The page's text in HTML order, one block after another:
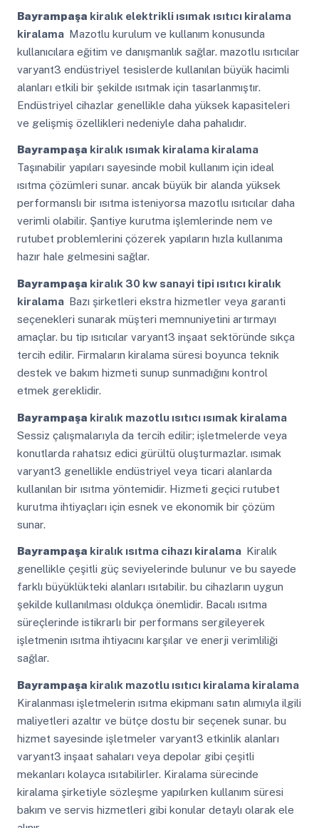
Bayrampaşa kiralık elektrikli ısımak ısıtıcı kiralama
kiralama Mazotlu kurulum ve kullanım konusunda
kullanıcılara eğitim ve danışmanlık sağlar. mazotlu ısıtıcılar
varyant3 endüstriyel tesislerde kullanılan büyük hacimli
alanları etkili bir şekilde ısıtmak için tasarlanmıştır.
Endüstriyel cihazlar genellikle daha yüksek kapasiteleri
ve gelişmiş özellikleri nedeniyle daha pahalıdır.
Bayrampaşa kiralık ısımak kiralama kiralama
Taşınabilir yapıları sayesinde mobil kullanım için ideal
ısıtma çözümleri sunar. ancak büyük bir alanda yüksek
performanslı bir ısıtma isteniyorsa mazotlu ısıtıcılar daha
verimli olabilir. Şantiye kurutma işlemlerinde nem ve
rutubet problemlerini çözerek yapıların hızla kullanıma
hazır hale gelmesini sağlar.
Bayrampaşa kiralık 30 kw sanayi tipi ısıtıcı kiralık
kiralama Bazı şirketleri ekstra hizmetler veya garanti
seçenekleri sunarak müşteri memnuniyetini artırmayı
amaçlar. bu tip ısıtıcılar varyant3 inşaat sektöründe sıkça
tercih edilir. Firmaların kiralama süresi boyunca teknik
destek ve bakım hizmeti sunup sunmadığını kontrol
etmek gereklidir.
Bayrampaşa kiralık mazotlu ısıtıcı ısımak kiralama
Sessiz çalışmalarıyla da tercih edilir; işletmelerde veya
konutlarda rahatsız edici gürültü oluşturmazlar. ısımak
varyant3 genellikle endüstriyel veya ticari alanlarda
kullanılan bir ısıtma yöntemidir. Hizmeti geçici rutubet
kurutma ihtiyaçları için esnek ve ekonomik bir çözüm
sunar.
Bayrampaşa kiralık ısıtma cihazı kiralama Kiralık
genellikle çeşitli güç seviyelerinde bulunur ve bu sayede
farklı büyüklükteki alanları ısıtabilir. bu cihazların uygun
şekilde kullanılması oldukça önemlidir. Bacalı ısıtma
süreçlerinde istikrarlı bir performans sergileyerek
işletmenin ısıtma ihtiyacını karşılar ve enerji verimliliği
sağlar.
Bayrampaşa kiralık mazotlu ısıtıcı kiralama kiralama
Kiralanması işletmelerin ısıtma ekipmanı satın alımıyla ilgili
maliyetleri azaltır ve bütçe dostu bir seçenek sunar. bu
hizmet sayesinde işletmeler varyant3 etkinlik alanları
varyant3 inşaat sahaları veya depolar gibi çeşitli
mekanları kolayca ısıtabilirler. Kiralama sürecinde
kiralama şirketiyle sözleşme yapılırken kullanım süresi
bakım ve servis hizmetleri gibi konular detaylı olarak ele